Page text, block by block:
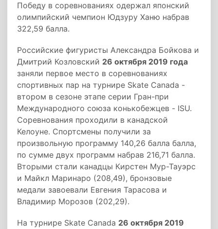
Победу в соревнованиях одержал японский
олимпийский чемпион Юдзуру Ханю набрав
322,59 балла.
Российские фигуристы Александра Бойкова и
Дмитрий Козловский 26 октября 2019 года
заняли первое место в соревнованиях
спортивных пар на турнире Skate Canada -
втором в сезоне этапе серии Гран-при
Международного союза конькобежцев - ISU.
Соревнования проходили в канадской
Келоуне. Спортсмены получили за
произвольную программу 140,26 балла балла,
по сумме двух программ набрав 216,71 балла.
Вторыми стали канадцы Кирстен Мур-Тауэрс
и Майкл Маринаро (208,49), бронзовые
медали завоевали Евгения Тарасова и
Владимир Морозов (202,29).
На турнире Skate Canada 26 октября 2019